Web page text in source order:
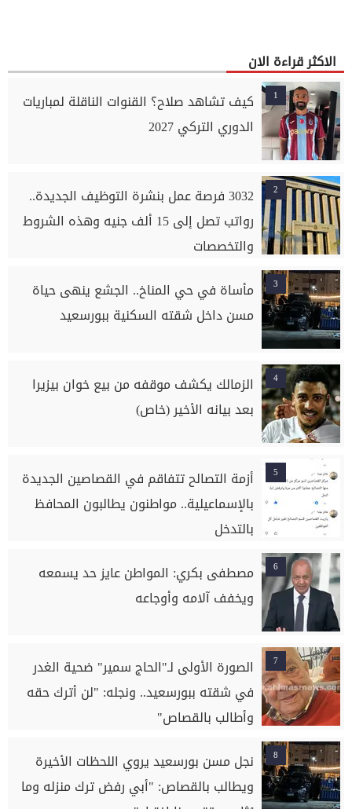
الاكثر قراءة الان
1
كيف تشاهد صلاح؟ القنوات الناقلة لمباريات
الدوري التركي 2027
2
3032 فرصة عمل بنشرة التوظيف الجديدة..
رواتب تصل إلى 15 ألف جنيه وهذه الشروط
والتخصصات
3
مأساة في حي المناخ.. الجشع ينهى حياة
مسن داخل شقته السكنية ببورسعيد
4
الزمالك يكشف موقفه من بيع خوان بيزيرا
بعد بيانه الأخير (خاص)
5
أزمة التصالح تتفاقم في القصاصين الجديدة
بالإسماعيلية.. مواطنون يطالبون المحافظ
بالتدخل
6
مصطفى بكري: المواطن عايز حد يسمعه
ويخفف آلامه وأوجاعه
7
الصورة الأولى لـ"الحاج سمير" ضحية الغدر
في شقته ببورسعيد.. ونجله: "لن أترك حقه
وأطالب بالقصاص"
8
نجل مسن بورسعيد يروي اللحظات الأخيرة
ويطالب بالقصاص: "أبي رفض ترك منزله وما